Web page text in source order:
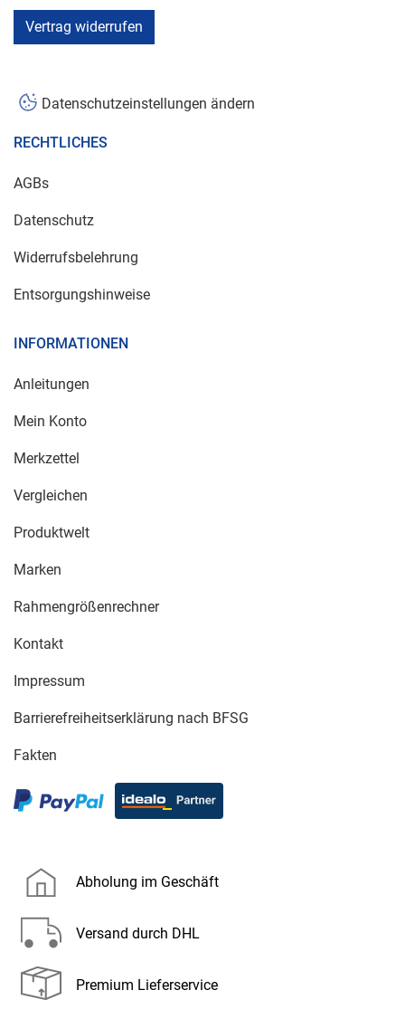
Vertrag widerrufen
Datenschutzeinstellungen ändern
RECHTLICHES
AGBs
Datenschutz
Widerrufsbelehrung
Entsorgungshinweise
INFORMATIONEN
Anleitungen
Mein Konto
Merkzettel
Vergleichen
Produktwelt
Marken
Rahmengrößenrechner
Kontakt
Impressum
Barrierefreiheitserklärung nach BFSG
Fakten
Abholung im Geschäft
Versand durch DHL
Premium Lieferservice